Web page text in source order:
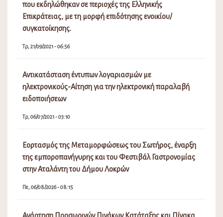
που εκδηλώθηκαν σε περιοχές της Ελληνικής
Επικράτειας, με τη μορφή επιδότησης ενοικίου/
συγκατοίκησης.
Τρ, 21/09/2021 - 06:56
Αντικατάσταση έντυπων λογαριασμών με
ηλεκτρονικούς-Αίτηση για την ηλεκτρονική παραλαβή
ειδοποιήσεων
Τρ, 06/07/2021 - 03:10
Εορτασμός της Μεταμορφώσεως του Σωτήρος, έναρξη
της εμποροπανήγυρης και του Φεστιβάλ Γαστρονομίας
στην Αταλάντη του Δήμου Λοκρών
Πε, 06/08/2026 - 08:15